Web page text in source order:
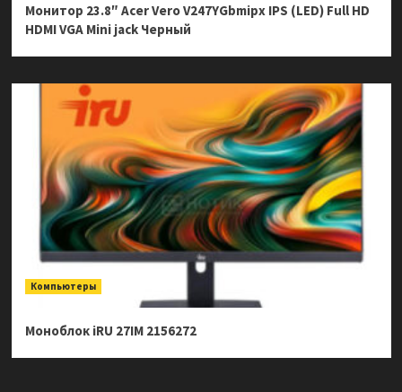
Монитор 23.8″ Acer Vero V247YGbmipx IPS (LED) Full HD
HDMI VGA Mini jack Черный
Компьютеры
Моноблок iRU 27IM 2156272